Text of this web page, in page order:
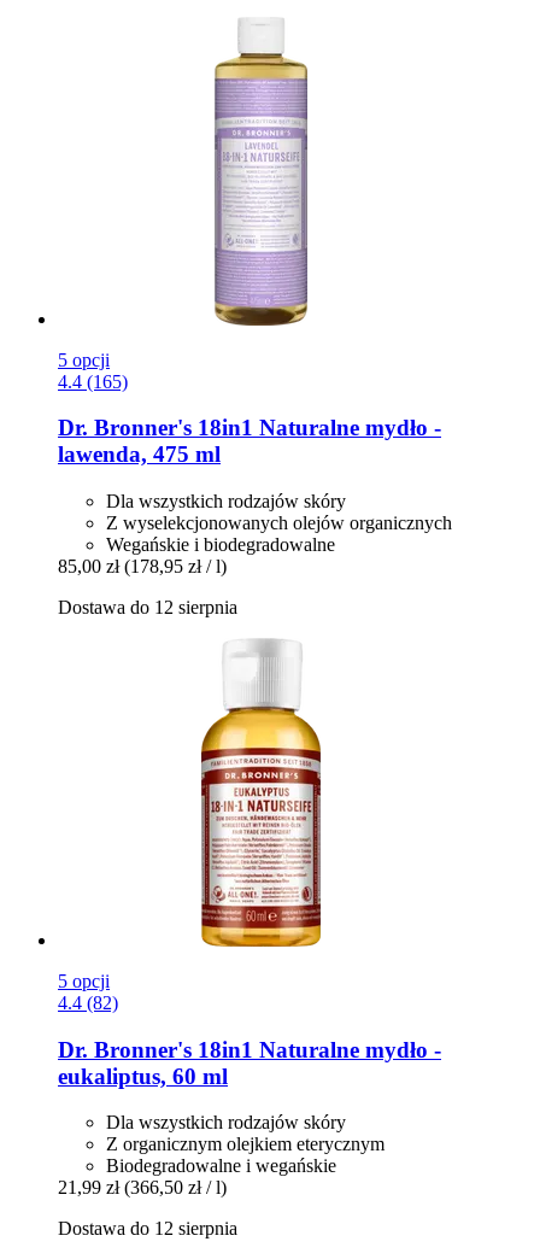
5 opcji
4.4 (165)
Dr. Bronner's 18in1 Naturalne mydło -​
lawenda, 475 ml
Dla wszystkich rodzajów skóry
Z wyselekcjonowanych olejów organicznych
Wegańskie i biodegradowalne
85,00 zł (178,95 zł / l)
Dostawa do 12 sierpnia
5 opcji
4.4 (82)
Dr. Bronner's 18in1 Naturalne mydło -​
eukaliptus, 60 ml
Dla wszystkich rodzajów skóry
Z organicznym olejkiem eterycznym
Biodegradowalne i wegańskie
21,99 zł (366,50 zł / l)
Dostawa do 12 sierpnia